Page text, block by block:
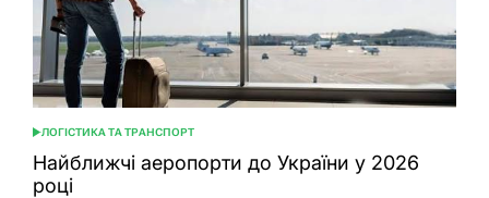
ОПУБЛІКУВАТИ
У
ЛОГІСТИКА ТА ТРАНСПОРТ
Найближчі аеропорти до України у 2026
році